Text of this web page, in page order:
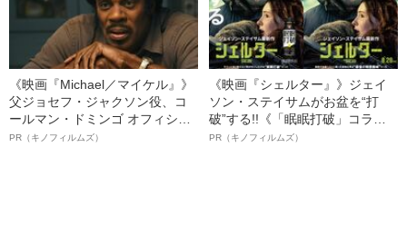
《映画『Michael／マイケル』》
父ジョセフ・ジャクソン役、コ
ールマン・ドミンゴ オフィシャ
ルインタビュー“観客を魅了した
PR（キノフィルムズ）
《映画『シェルター』》ジェイ
ソン・ステイサムがお盆を“打
破”する!!《「眠眠打破」コラ
ボ》
PR（キノフィルムズ）